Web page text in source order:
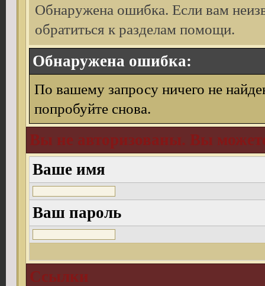
Обнаружена ошибка. Если вам
обратиться к разделам помощи.
Обнаружена ошибка:
По вашему запросу ничего не
попробуйте снова.
Вы не авторизованы. Вы
Ваше имя
Ваш пароль
Ссылки